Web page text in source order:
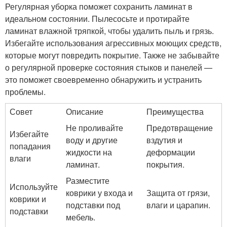
Регулярная уборка поможет сохранить ламинат в
идеальном состоянии. Пылесосьте и протирайте
ламинат влажной тряпкой, чтобы удалить пыль и грязь.
Избегайте использования агрессивных моющих средств,
которые могут повредить покрытие. Также не забывайте
о регулярной проверке состояния стыков и панелей —
это поможет своевременно обнаружить и устранить
проблемы.
Совет
Описание
Преимущества
Избегайте
попадания
влаги
Не проливайте
воду и другие
жидкости на
ламинат.
Предотвращение
вздутия и
деформации
покрытия.
Используйте
коврики и
подставки
Разместите
коврики у входа и
подставки под
мебель.
Защита от грязи,
влаги и царапин.